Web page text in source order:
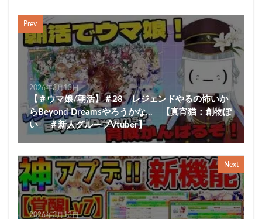
Prev
2026年3月13日
【＃ウマ娘/朝活】＃28 レジェンドやるの怖いか
らBeyond Dreamsやろうかな… 【真宵猫：創物ぽ
い ＃新人グループVtuber】
Next
2026年3月13日